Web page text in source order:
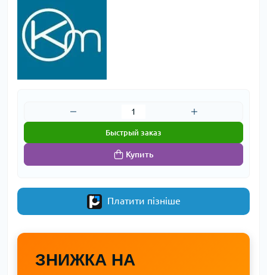
Купить
Быстрый заказ
Платити пізніше
ЗНИЖКА НА